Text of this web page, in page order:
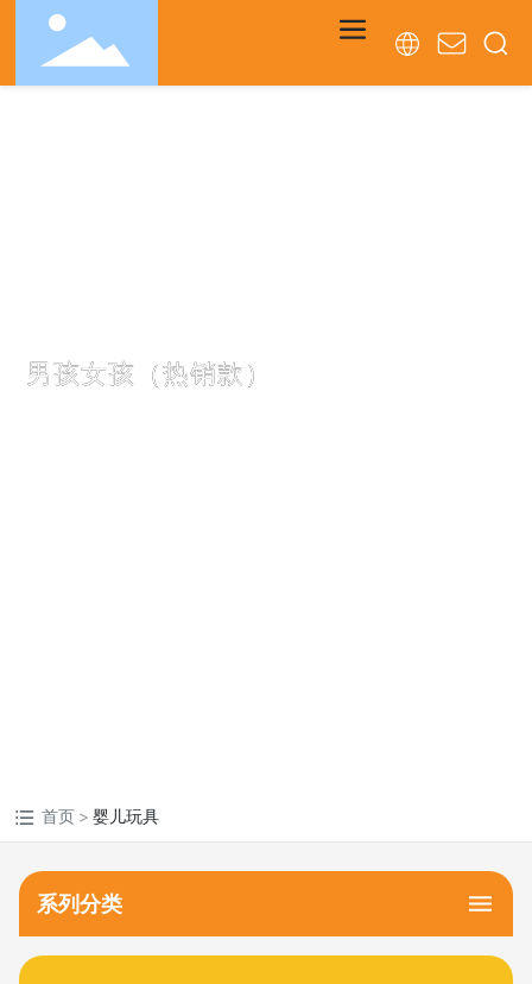
男孩女孩（热销款）
首页 婴儿玩具
系列分类